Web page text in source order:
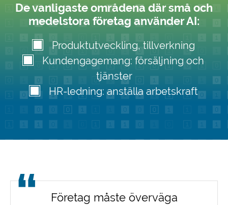
De vanligaste områdena där små och
medelstora företag använder AI:
Produktutveckling, tillverkning
Kundengagemang: försäljning och
tjänster
HR-ledning: anställa arbetskraft
Företag måste överväga